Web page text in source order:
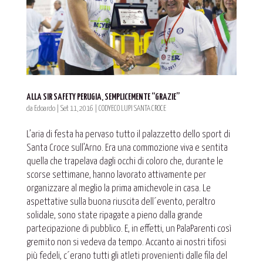
ALLA SIR SAFETY PERUGIA, SEMPLICEMENTE “GRAZIE”
da Edoardo| Set 11, 2016 CODYECO LUPI SANTA CROCE
L’aria di festa ha pervaso tutto il palazzetto dello sport di
Santa Croce sull’Arno. Era una commozione viva e sentita
quella che trapelava dagli occhi di coloro che, durante le
scorse settimane, hanno lavorato attivamente per
organizzare al meglio la prima amichevole in casa. Le
aspettative sulla buona riuscita dell´evento, peraltro
solidale, sono state ripagate a pieno dalla grande
partecipazione di pubblico. E, in effetti, un PalaParenti così
gremito non si vedeva da tempo. Accanto ai nostri tifosi
più fedeli, c´erano tutti gli atleti provenienti dalle fila del